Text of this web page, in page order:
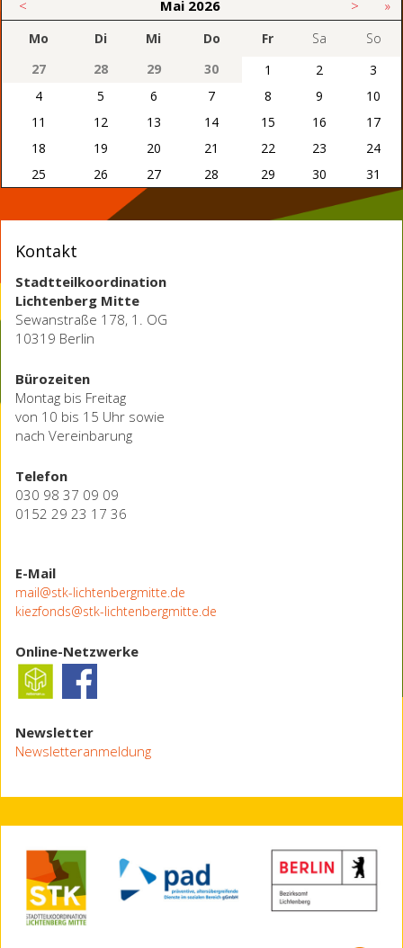
< Mai 2026 > »
Mo Di Mi Do Fr Sa
So
27
28 29 30 1 2
3
4
5 6 7 8 9
10
11
12 13 14 15 16
17
18
19 20 21 22 23
24
25
26 27 28 29 30 31
Kontakt
Stadtteilkoordination
Lichtenberg Mitte
Sewanstraße 178, 1. OG
10319 Berlin
Bürozeiten
Montag bis Freitag
von 10 bis 15 Uhr sowie
nach Vereinbarung
Telefon
030 98 37 09 09
0152 29 23 17 36
E-Mail
mail@stk-lichtenbergmitte.de
kiezfonds@stk-lichtenbergmitte.de
Online-Netzwerke
Newsletter
Newsletteranmeldung